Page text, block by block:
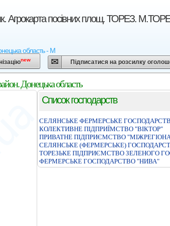
Агрокарта посівних площ. ТОРЕЗ.
область - М
new Підписатися на розсилку
Донецька область
Список господарств
СЕЛЯНСЬКЕ ФЕРМЕРСЬКЕ
КОЛЕКТИВНЕ ПIДПРИЇМСТВО "ВIКТОР"
ПРИВАТНЕ ПІДПРИЄМСТВО
СЕЛЯНСЬКЕ (ФЕРМЕРСЬКЕ)
ТОРЕЗЬКЕ ПIДПРИЄМСТВО ЗЕЛЕНОГО
ФЕРМЕРСЬКЕ ГОСПОДАРСТВО "НИВА"